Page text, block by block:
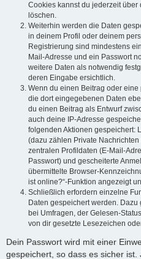
Cookies kannst du jederzeit über
löschen.
Weiterhin werden die Daten
in deinem Profil oder deinem
Registrierung sind mindestens
Mail-Adresse und ein Passwort
weitere Daten als notwendig
deren Eingabe ersichtlich.
Wenn du einen Beitrag oder
die dort eingegebenen Daten
du einen Beitrag als Entwurf
auch deine IP-Adresse
folgenden Aktionen gespeichert:
(dazu zählen Private
zentralen Profildaten (E-Mail-
Passwort) und gescheiterte
übermittelte Browser-
ist online?“-Funktion angezeigt
Schließlich erfordern einzelne
Daten gespeichert werden.
bei Umfragen, der Gelesen-
von dir gesetzte Lesezeichen
Dein Passwort wird mit einer
gespeichert, so dass es sicher ist.